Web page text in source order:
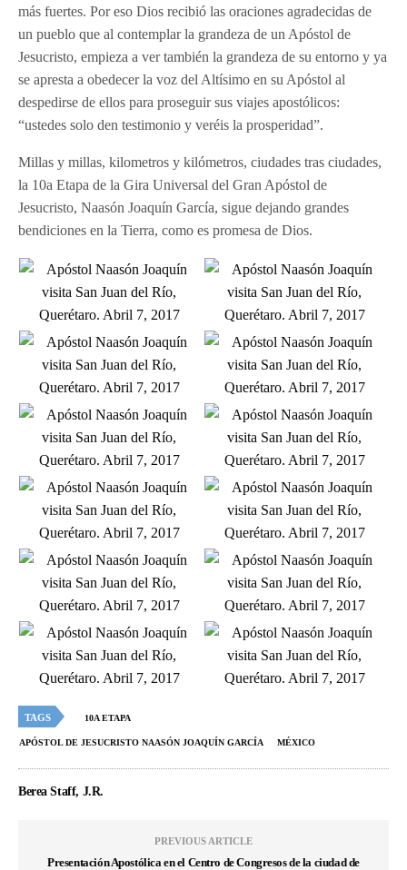
más fuertes. Por eso Dios recibió las oraciones agradecidas de
un pueblo que al contemplar la grandeza de un Apóstol de
Jesucristo, empieza a ver también la grandeza de su entorno y ya
se apresta a obedecer la voz del Altísimo en su Apóstol al
despedirse de ellos para proseguir sus viajes apostólicos:
“ustedes solo den testimonio y veréis la prosperidad”.
Millas y millas, kilometros y kilómetros, ciudades tras ciudades,
la 10a Etapa de la Gira Universal del Gran Apóstol de
Jesucristo, Naasón Joaquín García, sigue dejando grandes
bendiciones en la Tierra, como es promesa de Dios.
TAGS 10A ETAPA
APÓSTOL DE JESUCRISTO NAASÓN JOAQUÍN GARCÍA MÉXICO
Berea Staff, J.R.
PREVIOUS ARTICLE
Presentación Apostólica en el Centro de Congresos de la ciudad de